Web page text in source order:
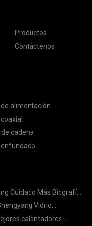
Productos
Contáctenos
de alimentación
de cadena
enfundado
-
tecnología Co., Ltd.
Productos Co., Ltd
calentadores